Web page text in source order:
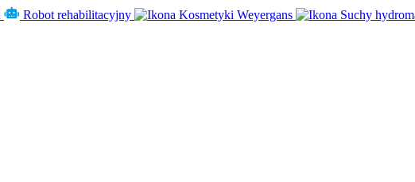
Robot rehabilitacyjny Kosmetyki Weyergans Suchy